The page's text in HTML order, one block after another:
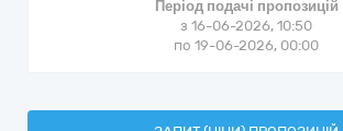
Період подачі пропозицій
з 16-06-2026, 10:50
по 19-06-2026, 00:00